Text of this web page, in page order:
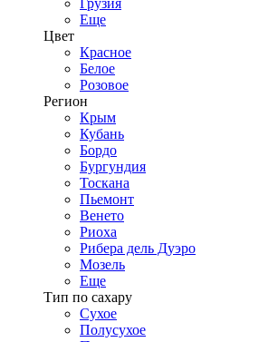
Грузия
Еще
Цвет
Красное
Белое
Розовое
Регион
Крым
Кубань
Бордо
Бургундия
Тоскана
Пьемонт
Венето
Риоха
Рибера дель Дуэро
Мозель
Еще
Тип по сахару
Сухое
Полусухое